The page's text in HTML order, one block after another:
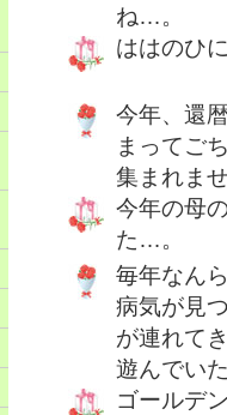
ね…。
ははのひ
今年、還
まってご
集まれま
今年の母
た…。
毎年なん
病気が見
が連れて
遊んでい
ゴールデ